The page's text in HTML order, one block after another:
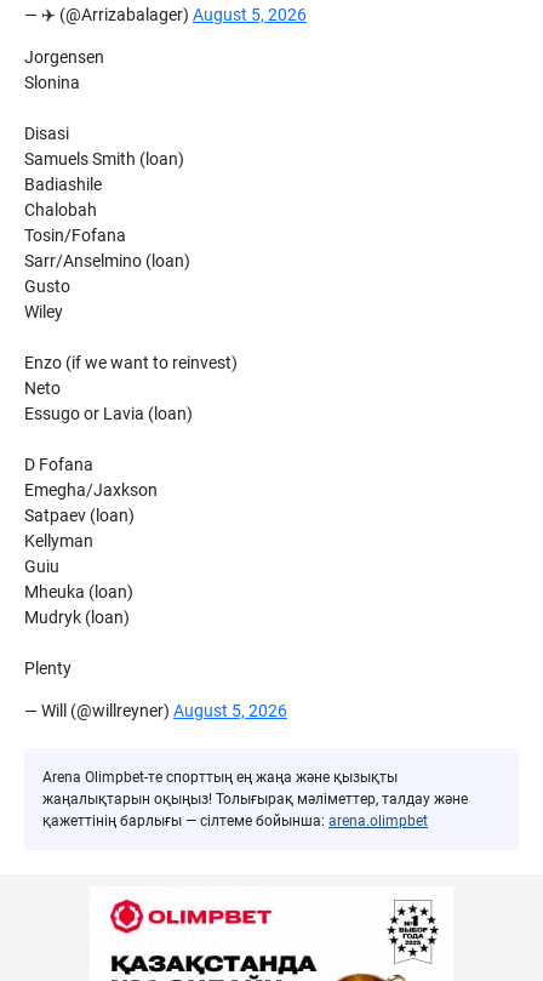
— ✈️ (@Arrizabalager) August 5, 2026
Jorgensen
Slonina
Disasi
Samuels Smith (loan)
Badiashile
Chalobah
Tosin/Fofana
Sarr/Anselmino (loan)
Gusto
Wiley
Enzo (if we want to reinvest)
Neto
Essugo or Lavia (loan)
D Fofana
Emegha/Jaxkson
Satpaev (loan)
Kellyman
Guiu
Mheuka (loan)
Mudryk (loan)
Plenty
— Will (@willreyner) August 5, 2026
Arena Olimpbet-те спорттың ең жаңа және қызықты
жаңалықтарын оқыңыз! Толығырақ мәліметтер, талдау және
қажеттінің барлығы — сілтеме бойынша: arena.olimpbet